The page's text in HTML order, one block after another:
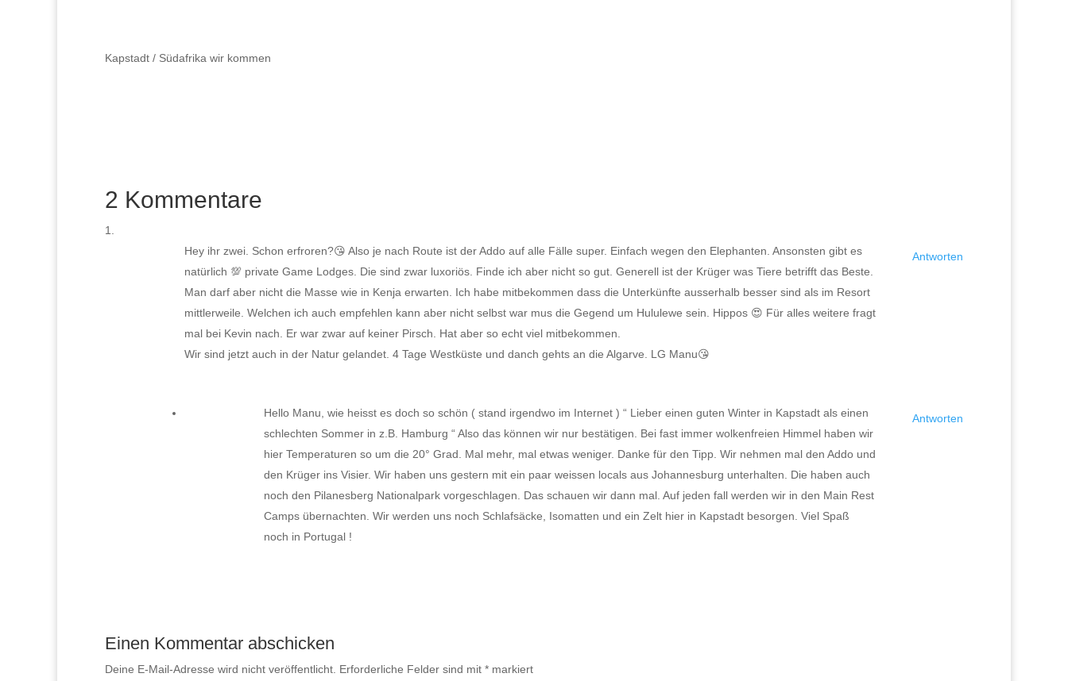
Kapstadt / Südafrika wir kommen
2 Kommentare
Hey ihr zwei. Schon erfroren?😘 Also je nach Route ist der Addo auf alle Fälle super. Einfach wegen den Elephanten. Ansonsten gibt es
natürlich 💯 private Game Lodges. Die sind zwar luxoriös. Finde ich aber nicht so gut. Generell ist der Krüger was Tiere betrifft das Beste.
Man darf aber nicht die Masse wie in Kenja erwarten. Ich habe mitbekommen dass die Unterkünfte ausserhalb besser sind als im Resort
mittlerweile. Welchen ich auch empfehlen kann aber nicht selbst war mus die Gegend um Hululewe sein. Hippos 😍 Für alles weitere fragt
mal bei Kevin nach. Er war zwar auf keiner Pirsch. Hat aber so echt viel mitbekommen.
Wir sind jetzt auch in der Natur gelandet. 4 Tage Westküste und danch gehts an die Algarve. LG Manu😘
Antworten
Hello Manu, wie heisst es doch so schön ( stand irgendwo im Internet ) “ Lieber einen guten Winter in Kapstadt als einen
schlechten Sommer in z.B. Hamburg “ Also das können wir nur bestätigen. Bei fast immer wolkenfreien Himmel haben wir
hier Temperaturen so um die 20° Grad. Mal mehr, mal etwas weniger. Danke für den Tipp. Wir nehmen mal den Addo und
den Krüger ins Visier. Wir haben uns gestern mit ein paar weissen locals aus Johannesburg unterhalten. Die haben auch
noch den Pilanesberg Nationalpark vorgeschlagen. Das schauen wir dann mal. Auf jeden fall werden wir in den Main Rest
Camps übernachten. Wir werden uns noch Schlafsäcke, Isomatten und ein Zelt hier in Kapstadt besorgen. Viel Spaß
noch in Portugal !
Antworten
Einen Kommentar abschicken
Deine E-Mail-Adresse wird nicht veröffentlicht. Erforderliche Felder sind mit * markiert